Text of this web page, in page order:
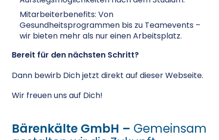
Mitarbeiterbenefits: Von
Gesundheitsprogrammen bis zu Teamevents –
wir bieten mehr als nur einen Arbeitsplatz.
Bereit für den nächsten Schritt?
Dann bewirb Dich jetzt direkt auf dieser Webseite.
Wir freuen uns auf Dich!
Bärenkälte GmbH – Gemeinsam